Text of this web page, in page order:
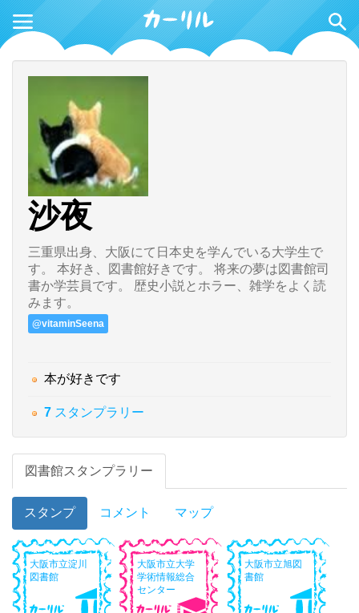
沙夜
三重県出身、大阪にて日本史を学んでいる大学生で
す。 本好き、図書館好きです。 将来の夢は図書館司
書か学芸員です。 歴史小説とホラー、雑学をよく読
みます。
@vitaminSeena
本が好きです
7 スタンプラリー
図書館スタンプラリー
スタンプ コメント マップ
大阪市立淀川
図書館
大阪市立大学
学術情報総合
センター
大阪市立旭図
書館